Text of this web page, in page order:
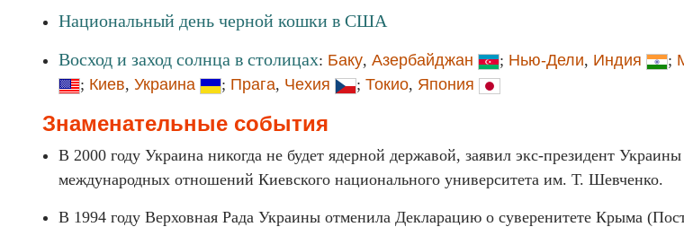
Национальный день черной кошки в США
Восход и заход солнца в столицах: Баку, Азербайджан ; Нью-Дели, Индия ;
; Киев, Украина ; Прага, Чехия ; Токио, Япония
Знаменательные события
В 2000 году Украина никогда не будет ядерной державой, заявил экс-президент
международных отношений Киевского национального университета им. Т. Шевченко.
В 1994 году Верховная Рада Украины отменила Декларацию о суверенитете Крыма